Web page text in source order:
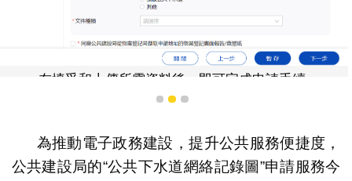
在填妥和上傳所需資料後，即可完成申請手續
1 2 3
為推動電子政務建設，提升公共服務便捷度，
公共建設局的“公共下水道網絡記錄圖”申請服務今